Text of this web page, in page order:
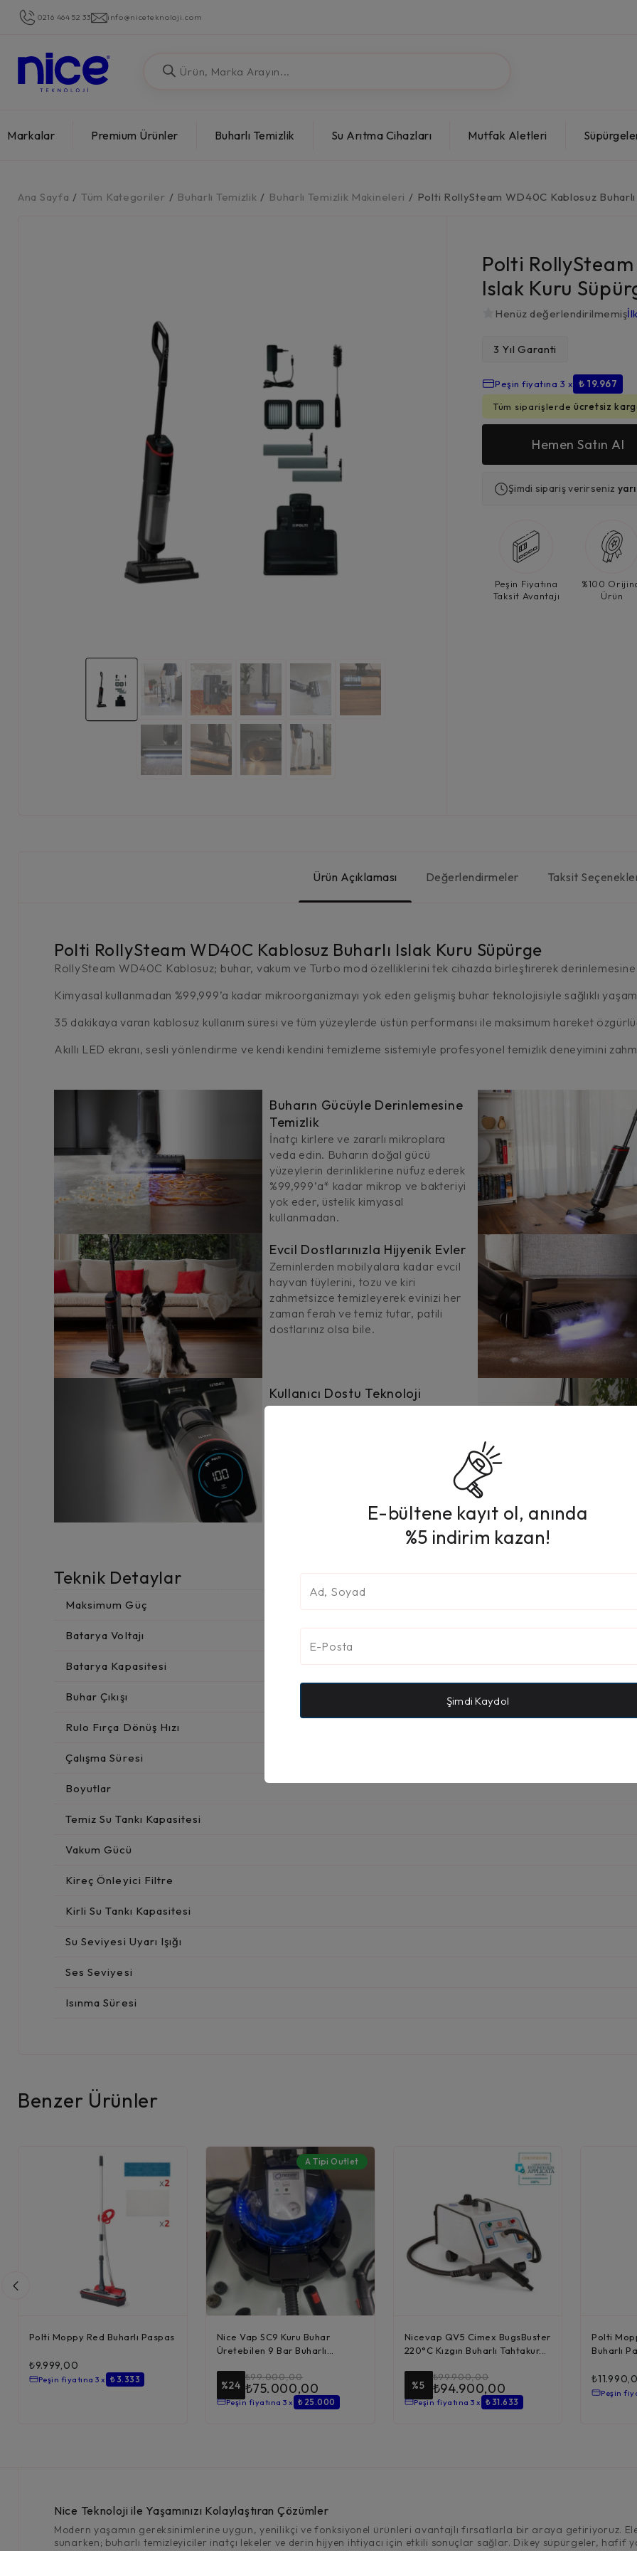
0216 464 52 33 info@niceteknoloji.com
Markalar Premium Ürünler Buharlı Temizlik Su Arıtma Cihazları Mutfak Aletleri
Ana Sayfa / Tüm Kategoriler / Buharlı Temizlik / Buharlı Temizlik Makineleri / Polti RollySteam WD40C Kablosuz
Polti
Islak Kuru
Henüz değerlendirilmemiş
3 Yıl Garanti
Peşin fiyatına 3 x ₺ 19.967
Tüm siparişlerde ücretsiz
Hemen Satın Al
Şimdi sipariş verirseniz
Peşin Fiyatına
Taksit Avantajı
%100
Ürün
Ürün Açıklaması Değerlendirmeler Taksit
Polti RollySteam WD40C Kablosuz Buharlı Islak Kuru Süpürge
RollySteam WD40C Kablosuz; buhar, vakum ve Turbo mod özelliklerini tek cihazda birleştirerek
Kimyasal kullanmadan %99,999’a kadar mikroorganizmayı yok eden gelişmiş buhar teknolojisiyle sağlıklı
35 dakikaya varan kablosuz kullanım süresi ve tüm yüzeylerde üstün performansı ile maksimum hareket
Akıllı LED ekranı, sesli yönlendirme ve kendi kendini temizleme sistemiyle profesyonel temizlik deneyimini
Buharın Gücüyle Derinlemesine
Temizlik
İnatçı kirlere ve zararlı mikroplara
veda edin. Buharın doğal gücü
yüzeylerin derinliklerine nüfuz ederek
%99,999’a* kadar mikrop ve bakteriyi
yok eder, üstelik kimyasal
kullanmadan.
Evcil Dostlarınızla Hijyenik Evler
Zeminlerden mobilyalara kadar evcil
hayvan tüylerini, tozu ve kiri
zahmetsizce temizleyerek evinizi her
zaman ferah ve temiz tutar, patili
dostlarınız olsa bile.
Kullanıcı Dostu Teknoloji
Sezgisel LED ekran ve sesli asistan
Teknik Detaylar
Maksimum Güç
Batarya Voltajı
Batarya Kapasitesi
Buhar Çıkışı
Rulo Fırça Dönüş Hızı
Çalışma Süresi
Boyutlar
Temiz Su Tankı Kapasitesi
Vakum Gücü
Kireç Önleyici Filtre
Kirli Su Tankı Kapasitesi
Su Seviyesi Uyarı Işığı
Ses Seviyesi
Isınma Süresi
Benzer Ürünler
Polti Moppy Red Buharlı Paspas
₺9.999,00
Peşin fiyatına 3 x ₺ 3.333
A Tipi Outlet
Nice Vap SC9 Kuru Buhar
Üretebilen 9 Bar Buharlı
%24
₺99.000,00
₺75.000,00
Peşin fiyatına 3 x ₺ 25.000
Nicevap QV5 Cimex BugsBuster
220°C Kızgın Buharlı Tahtakur...
%5
₺99.900,00
₺94.900,00
Peşin fiyatına 3 x ₺ 31.633
Polti
Buharlı
₺
Peşin
Nice Teknoloji ile Yaşamınızı Kolaylaştıran Çözümler
Modern yaşamın gereksinimlerine uygun, yenilikçi ve fonksiyonel ürünleri avantajlı fırsatlarla bir araya getiriyoruz.
sunarken; buharlı temizleyiciler inatçı lekeler ve derin hijyen ihtiyacı için etkili sonuçlar sağlar. Dikey süpürgeler, hafif
E-bültene kayıt ol, anında
%5 indirim kazan!
Şimdi Kaydol